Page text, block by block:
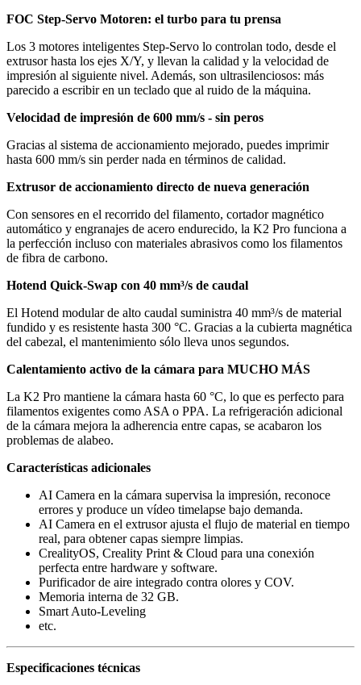
FOC Step-Servo Motoren: el turbo para tu prensa
Los 3 motores inteligentes Step-Servo lo controlan todo, desde el
extrusor hasta los ejes X/Y, y llevan la calidad y la velocidad de
impresión al siguiente nivel. Además, son ultrasilenciosos: más
parecido a escribir en un teclado que al ruido de la máquina.
Velocidad de impresión de 600 mm/s - sin peros
Gracias al sistema de accionamiento mejorado, puedes imprimir
hasta 600 mm/s sin perder nada en términos de calidad.
Extrusor de accionamiento directo de nueva generación
Con sensores en el recorrido del filamento, cortador magnético
automático y engranajes de acero endurecido, la K2 Pro funciona a
la perfección incluso con materiales abrasivos como los filamentos
de fibra de carbono.
Hotend Quick-Swap con 40 mm³/s de caudal
El Hotend modular de alto caudal suministra 40 mm³/s de material
fundido y es resistente hasta 300 °C. Gracias a la cubierta magnética
del cabezal, el mantenimiento sólo lleva unos segundos.
Calentamiento activo de la cámara para MUCHO MÁS
La K2 Pro mantiene la cámara hasta 60 °C, lo que es perfecto para
filamentos exigentes como ASA o PPA. La refrigeración adicional
de la cámara mejora la adherencia entre capas, se acabaron los
problemas de alabeo.
Características adicionales
AI Camera en la cámara supervisa la impresión, reconoce
errores y produce un vídeo timelapse bajo demanda.
AI Camera en el extrusor ajusta el flujo de material en tiempo
real, para obtener capas siempre limpias.
CrealityOS, Creality Print & Cloud para una conexión
perfecta entre hardware y software.
Purificador de aire integrado contra olores y COV.
Memoria interna de 32 GB.
Smart Auto-Leveling
etc.
Especificaciones técnicas